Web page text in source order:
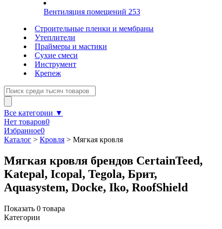
Вентиляция помещений 253
Строительные пленки и мембраны
Утеплители
Праймеры и мастики
Сухие смеси
Инструмент
Крепеж
Все категории ▼
Нет товаров0
Избранное0
Каталог > Кровля > Мягкая кровля
Мягкая кровля брендов CertainTeed,
Katepal, Icopal, Tegola, Брит,
Aquasystem, Docke, Iko, RoofShield
Показать 0 товара
Категории